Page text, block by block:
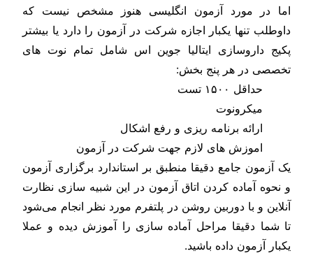
اما در مورد آزمون انگلیسی هنوز مشخص نیست که
داوطلب تنها یکبار اجازه شرکت در آزمون را دارد یا بیشتر
پکیج داروسازی ایتالیا جوین اس شامل تمام نوت های
تخصصی در هر پنج بخش:
حداقل ۱۵۰۰ تست
میکرونوت
ارائه برنامه ریزی و رفع اشکال
اموزش های لازم جهت شرکت در آزمون
یک آزمون جامع دقیقا منطبق بر استاندارد برگزاری آزمون
و نحوه آماده کردن اتاق آزمون در این شبیه سازی نظارت
آنلاین و با دوربین روشن در پلتفرم مورد نظر انجام می‌شود
تا شما دقیقا مراحل آماده سازی را آموزش دیده و عملا
یکبار آزمون داده باشید.